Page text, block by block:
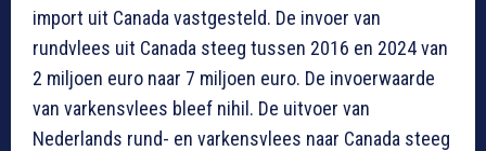
import uit Canada vastgesteld. De invoer van
rundvlees uit Canada steeg tussen 2016 en 2024 van
2 miljoen euro naar 7 miljoen euro. De invoerwaarde
van varkensvlees bleef nihil. De uitvoer van
Nederlands rund- en varkensvlees naar Canada steeg